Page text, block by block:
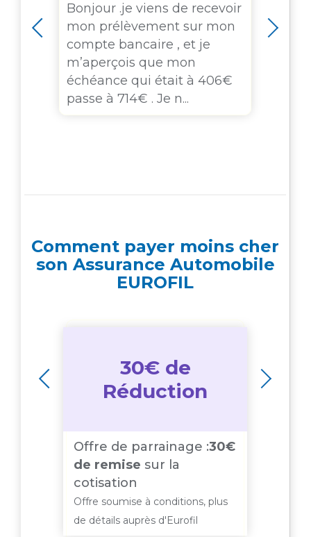
Bonjour .je viens de recevoir
mon prélèvement sur mon
compte bancaire , et je
m’aperçois que mon
échéance qui était à 406€
passe à 714€ . Je n...
Comment payer moins cher
son Assurance Automobile
EUROFIL
30€ de
Réduction
Offre de parrainage :30€
de remise sur la
cotisation
Offre soumise à conditions, plus
de détails auprès d'Eurofil